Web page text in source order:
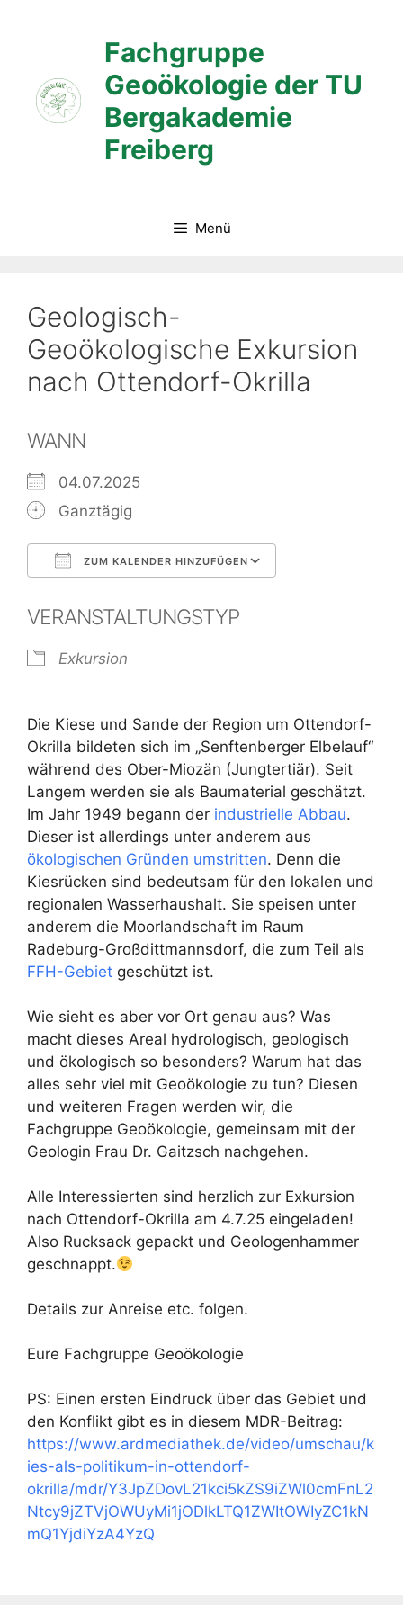
Fachgruppe
Geoökologie der TU
Bergakademie
Freiberg
Menü
Geologisch-
Geoökologische Exkursion
nach Ottendorf-Okrilla
WANN
04.07.2025
Ganztägig
ZUM KALENDER HINZUFÜGEN
VERANSTALTUNGSTYP
Exkursion
Die Kiese und Sande der Region um Ottendorf-
Okrilla bildeten sich im „Senftenberger Elbelauf“
während des Ober-Miozän (Jungtertiär). Seit
Langem werden sie als Baumaterial geschätzt.
Im Jahr 1949 begann der industrielle Abbau.
Dieser ist allerdings unter anderem aus
ökologischen Gründen umstritten. Denn die
Kiesrücken sind bedeutsam für den lokalen und
regionalen Wasserhaushalt. Sie speisen unter
anderem die Moorlandschaft im Raum
Radeburg-Großdittmannsdorf, die zum Teil als
FFH-Gebiet geschützt ist.
Wie sieht es aber vor Ort genau aus? Was
macht dieses Areal hydrologisch, geologisch
und ökologisch so besonders? Warum hat das
alles sehr viel mit Geoökologie zu tun? Diesen
und weiteren Fragen werden wir, die
Fachgruppe Geoökologie, gemeinsam mit der
Geologin Frau Dr. Gaitzsch nachgehen.
Alle Interessierten sind herzlich zur Exkursion
nach Ottendorf-Okrilla am 4.7.25 eingeladen!
Also Rucksack gepackt und Geologenhammer
geschnappt.
Details zur Anreise etc. folgen.
Eure Fachgruppe Geoökologie
PS: Einen ersten Eindruck über das Gebiet und
den Konflikt gibt es in diesem MDR-Beitrag:
https://www.ardmediathek.de/video/umschau/k
ies-als-politikum-in-ottendorf-
okrilla/mdr/Y3JpZDovL21kci5kZS9iZWl0cmFnL2
Ntcy9jZTVjOWUyMi1jODlkLTQ1ZWItOWIyZC1kN
mQ1YjdiYzA4YzQ